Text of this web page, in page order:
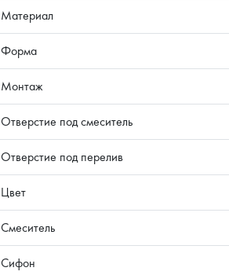
Материал
Форма
Монтаж
Отверстие под смеситель
Отверстие под перелив
Цвет
Смеситель
Сифон